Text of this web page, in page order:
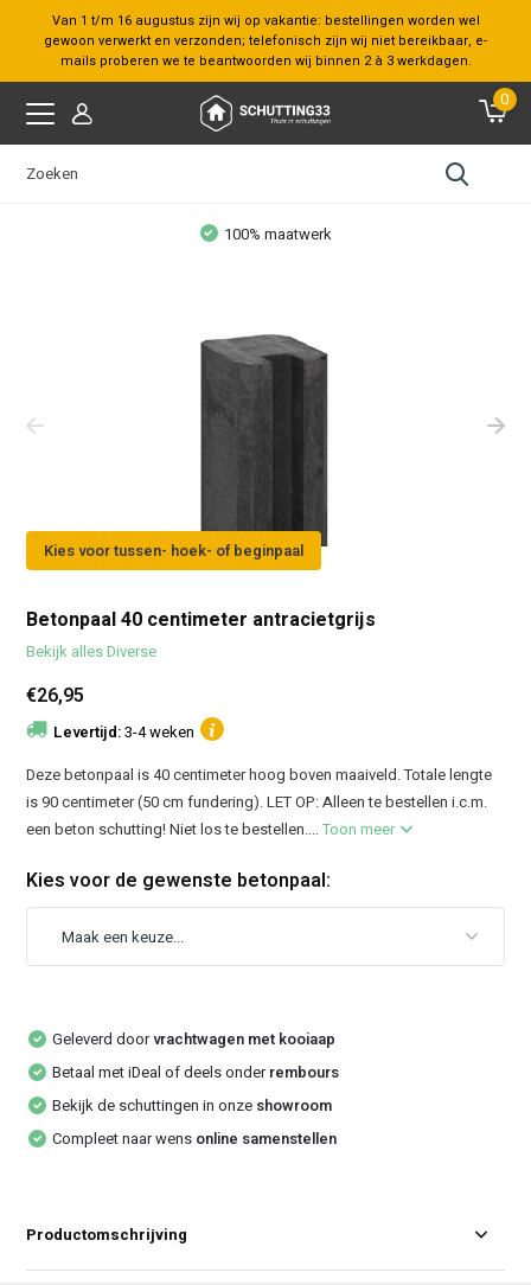
Van 1 t/m 16 augustus zijn wij op vakantie: bestellingen worden wel
gewoon verwerkt en verzonden; telefonisch zijn wij niet bereikbaar, e-
mails proberen we te beantwoorden wij binnen 2 à 3 werkdagen.
0
100% maatwerk
Kies voor tussen- hoek- of beginpaal
Betonpaal 40 centimeter antracietgrijs
Bekijk alles Diverse
€26,95
Levertijd:3-4 weken
Deze betonpaal is 40 centimeter hoog boven maaiveld. Totale lengte
is 90 centimeter (50 cm fundering). LET OP: Alleen te bestellen i.c.m.
een beton schutting! Niet los te bestellen....Toon meer
Kies voor de gewenste betonpaal:
Geleverd doorvrachtwagen met kooiaap
Betaal met iDeal of deels onderrembours
Bekijk de schuttingen in onze showroom
Compleet naar wens online samenstellen
Productomschrijving